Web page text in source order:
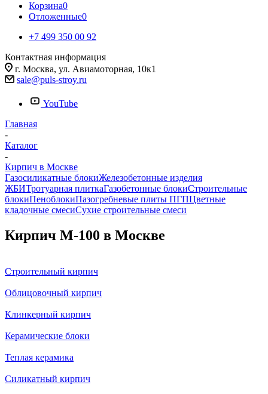
Корзина0
Отложенные0
+7 499 350 00 92
Контактная информация
г. Москва, ул. Авиамоторная, 10к1
sale@puls-stroy.ru
YouTube
Главная
-
Каталог
-
Кирпич в Москве
Газосиликатные блокиЖелезобетонные изделия
ЖБИТротуарная плиткаГазобетонные блокиСтроительные
блокиПеноблокиПазогребневые плиты ПГПЦветные
кладочные смесиСухие строительные смеси
Кирпич М-100 в Москве
Строительный кирпич
Облицовочный кирпич
Клинкерный кирпич
Керамические блоки
Теплая керамика
Силикатный кирпич